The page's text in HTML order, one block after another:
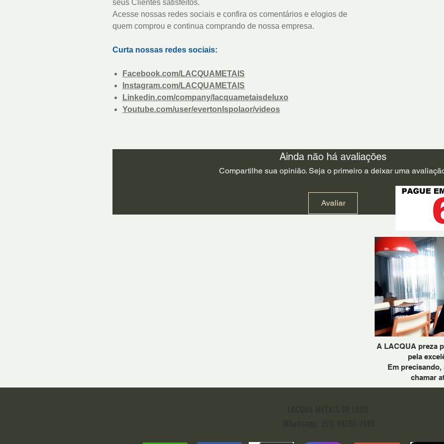
seus Clientes satisfeitos.
Acesse nossas redes sociais e confira os comentários e elogios de
quem comprou e continua comprando de nossa empresa.
Curta nossas redes sociais:
Facebook.com/LACQUAMETAIS
Instagram.com/LACQUAMETAIS
Linkedin.com/company/lacquametaisdeluxo
Youtube.com/user/evertonlspolaor/videos
Ainda não há avaliações
Compartilhe sua opinião. Seja o primeiro a deixar uma
Avaliar
A LACQUA preza
pela
Em precisando,
chamar